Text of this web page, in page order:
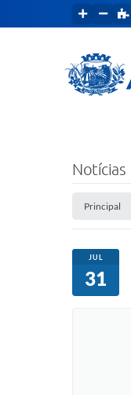
Notícias
Principal
JUL
31